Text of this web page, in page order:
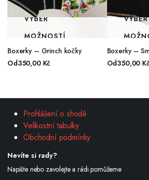
VÝBĚR
MOŽNOSTÍ
Boxerky – Grinch kočky
Od350,00 Kč
VÝBĚR
Boxerky –
Od350,00
Prohlášení o shodě
Velikostní tabulky
Obchodní podmínky
Nevíte si rady?
Napište nebo zavolejte a rádi pomůžeme